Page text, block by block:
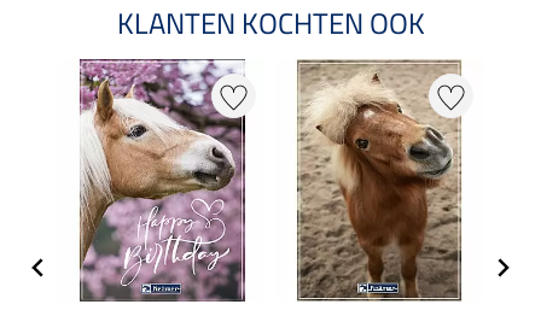
KLANTEN KOCHTEN OOK